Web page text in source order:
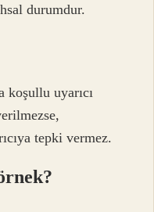
durumdur.
koşullu uyarıcı
tepki vermez.